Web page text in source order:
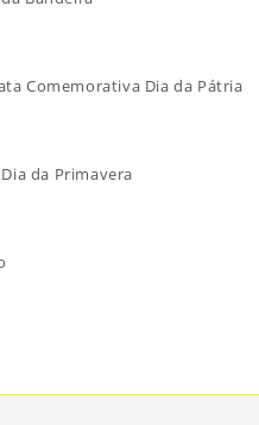
Comemorativa Dia da Pátria
da Primavera